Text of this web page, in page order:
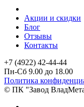
Акции и скидки
Блог
Отзывы
Контакты
+7 (4922) 42-44-44
Пн-Сб 9.00 до 18.00
Политика
© ПК "Завод